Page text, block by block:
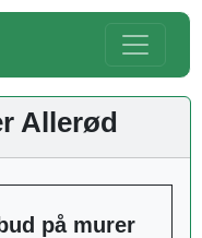
Allerød
på murer